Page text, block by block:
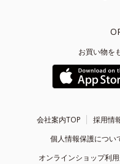
お買い物を
会社案内TOP 採用情
個人情報保護につい
オンラインショップ利